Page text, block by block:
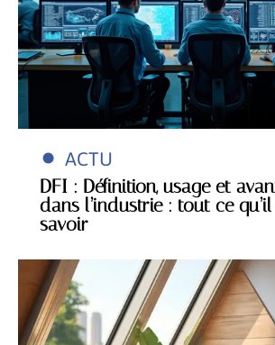
ACTU
DFI : Définition, usage et
dans l’industrie : tout ce
savoir